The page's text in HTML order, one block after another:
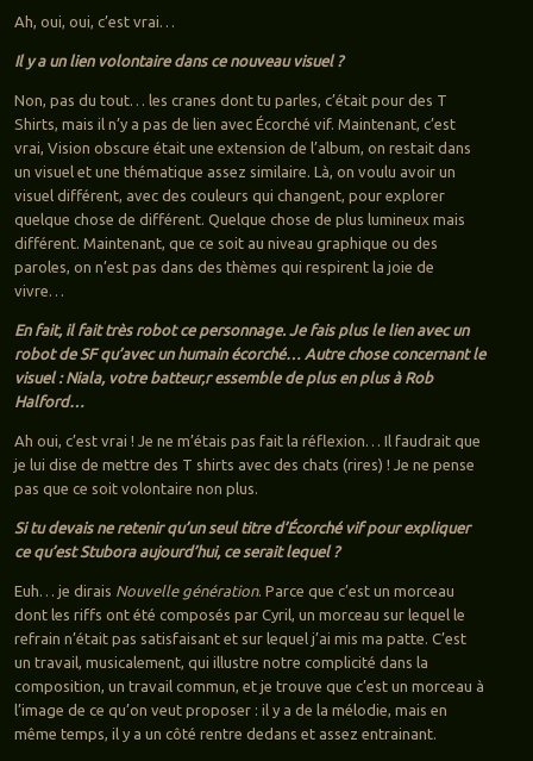
Ah, oui, oui, c’est vrai…
Il y a un lien volontaire dans ce nouveau visuel ?
Non, pas du tout… les cranes dont tu parles, c’était pour des T
Shirts, mais il n’y a pas de lien avec Écorché vif. Maintenant, c’est
vrai, Vision obscure était une extension de l’album, on restait dans
un visuel et une thématique assez similaire. Là, on voulu avoir un
visuel différent, avec des couleurs qui changent, pour explorer
quelque chose de différent. Quelque chose de plus lumineux mais
différent. Maintenant, que ce soit au niveau graphique ou des
paroles, on n’est pas dans des thèmes qui respirent la joie de
vivre…
En fait, il fait très robot ce personnage. Je fais plus le lien avec un
robot de SF qu’avec un humain écorché… Autre chose concernant le
visuel : Niala, votre batteur,r essemble de plus en plus à Rob
Halford…
Ah oui, c’est vrai ! Je ne m’étais pas fait la réflexion… Il faudrait que
je lui dise de mettre des T shirts avec des chats (rires) ! Je ne pense
pas que ce soit volontaire non plus.
Si tu devais ne retenir qu’un seul titre d’Écorché vif pour expliquer
ce qu’est Stubora aujourd’hui, ce serait lequel ?
Euh… je dirais Nouvelle génération. Parce que c’est un morceau
dont les riffs ont été composés par Cyril, un morceau sur lequel le
refrain n’était pas satisfaisant et sur lequel j’ai mis ma patte. C’est
un travail, musicalement, qui illustre notre complicité dans la
composition, un travail commun, et je trouve que c’est un morceau à
l’image de ce qu’on veut proposer : il y a de la mélodie, mais en
même temps, il y a un côté rentre dedans et assez entrainant.